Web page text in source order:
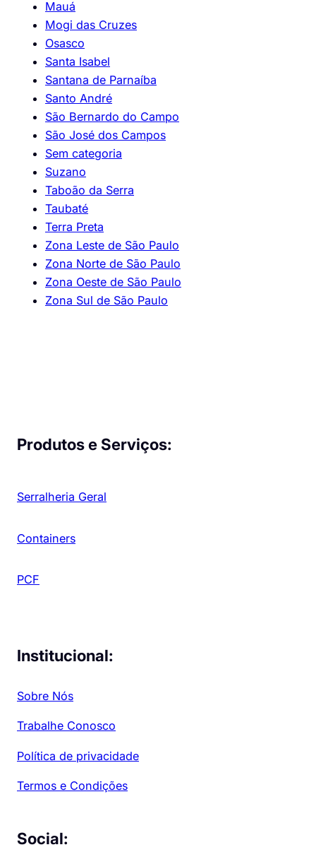
Mauá
Mogi das Cruzes
Osasco
Santa Isabel
Santana de Parnaíba
Santo André
São Bernardo do Campo
São José dos Campos
Sem categoria
Suzano
Taboão da Serra
Taubaté
Terra Preta
Zona Leste de São Paulo
Zona Norte de São Paulo
Zona Oeste de São Paulo
Zona Sul de São Paulo
Produtos e Serviços:
Serralheria Geral
Containers
PCF
Institucional:
Sobre Nós
Trabalhe Conosco
Política de privacidade
Termos e Condições
Social: